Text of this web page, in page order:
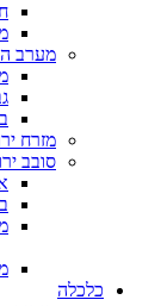
חומת
מקור חיים
מערב העיר
גבעת
בית הכרם
מזרח ירושלים
סובב ירושלים
בית שמש
מעלה
מבשרת